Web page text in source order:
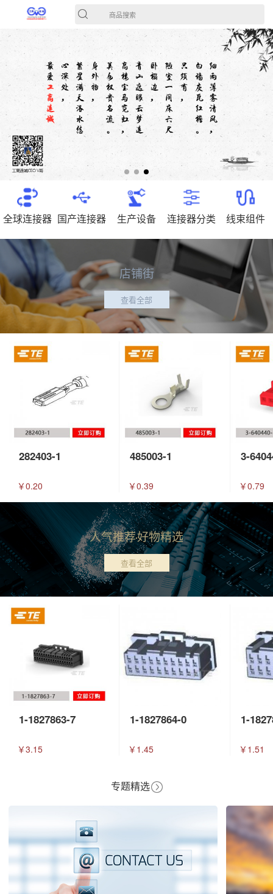
商品搜索
全球连接器 国产连接器 生产设备 连接器分类 线束组件
店铺街
查看全部
282403-1
￥0.20
485003-1
￥0.39
3-
￥0.79
人气推荐好物精选
查看全部
1-1827863-7
￥3.15
1-1827864-0
￥1.45
1-
￥1.51
专题精选